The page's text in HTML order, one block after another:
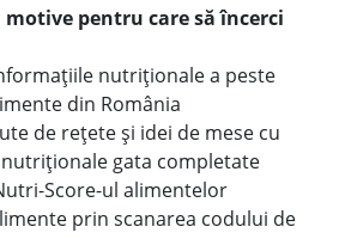
pentru care să încerci
nutriționale a peste
din România
de rețete și idei de mese cu
gata completate
Score-ul alimentelor
prin scanarea codului de